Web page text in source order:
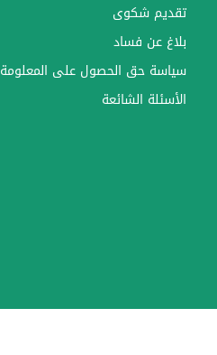
تقديم شكوى
بلاغ عن فساد
سياسة حق الحصول على المعلومة
الأسئلة الشائعة